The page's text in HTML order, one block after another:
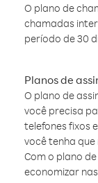
O plano de
chamadas
período de 30
Planos de
O plano de
você precisa
telefones fixos
você tenha
Com o plano
economizar